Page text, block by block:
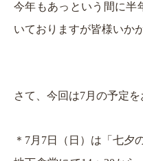
今年もあっという間に半
いておりますが皆様いか
さて、今回は7月の予定
＊7月7日（日）は「七夕